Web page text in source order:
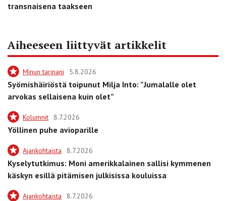
transnaisena taakseen
Aiheeseen liittyvät artikkelit
Minun tarinani 5.8.2026
Syömishäiriöstä toipunut Milja Into: ”Jumalalle olet
arvokas sellaisena kuin olet”
Kolumnit 8.7.2026
Yöllinen puhe avioparille
Ajankohtaista 8.7.2026
Kyselytutkimus: Moni amerikkalainen sallisi kymmenen
käskyn esillä pitämisen julkisissa kouluissa
Ajankohtaista 8.7.2026